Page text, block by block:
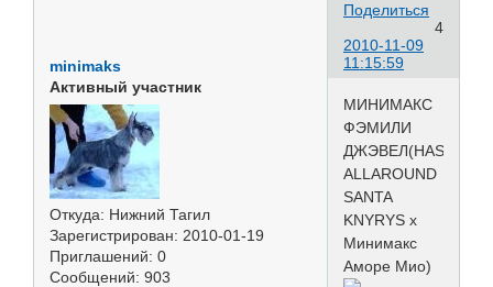
Поделиться
4
2010-11-09
11:15:59
minimaks
Активный участник
Откуда: Нижний Тагил
Зарегистрирован: 2010-01-19
Приглашений: 0
Сообщений: 903
МИНИМАКС
ФЭМИЛИ
ALLAROUND
SANTA
KNYRYS х
Минимакс
Аморе Мио)